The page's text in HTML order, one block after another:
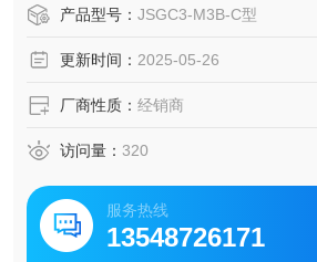
效率，便于设备维护与检修。
产品型号： JSGC3-M3B-C型
更新时间： 2025-05-26
厂商性质： 经销商
访问量： 320
服务热线
13548726171